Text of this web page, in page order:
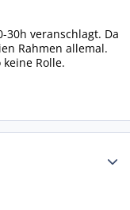
30h veranschlagt. Da
Rahmen allemal.
Rolle.